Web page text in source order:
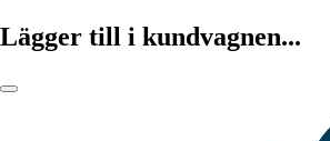
Lägger till i kundvagnen...